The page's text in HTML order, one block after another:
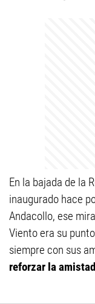
En la bajada de la
inaugurado hace
Andacollo, ese
Viento era su
siempre con sus
reforzar la